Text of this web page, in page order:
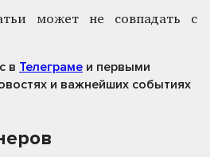
может не совпадать с
в Телеграме и первыми
и важнейших событиях